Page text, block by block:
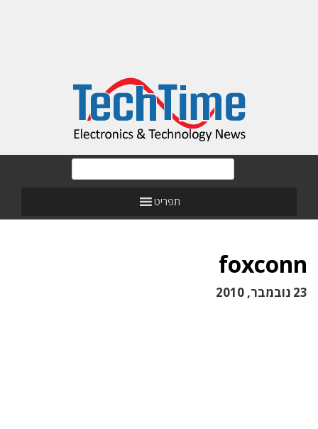
תפריט
foxconn
23 נובמבר, 2010